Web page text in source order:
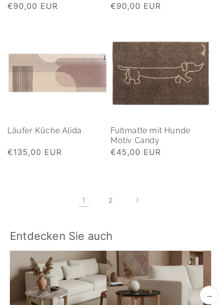
Normaler
€90,00 EUR
Normaler
€90,00 EUR
Läufer Küche Alida
Normaler
€135,00 EUR
Fußmatte mit Hunde
Motiv Candy
Normaler
€45,00 EUR
1 2
Entdecken Sie auch
→